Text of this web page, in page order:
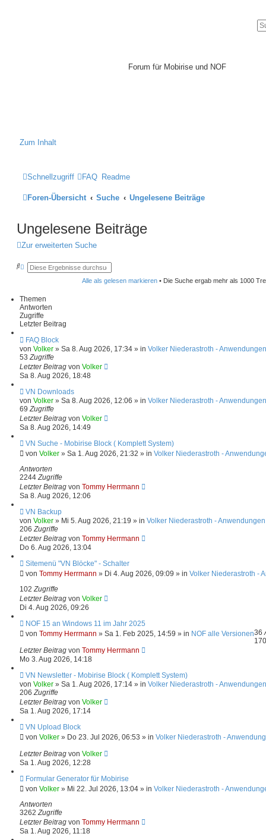
Forum für Mobirise und NOF
Zum Inhalt
Schnellzugriff FAQ Readme
Foren-Übersicht Suche Ungelesene Beiträge
Ungelesene Beiträge
Zur erweiterten Suche
S E
t
e
r
t
S
u
c
h
e
Alle als gelesen markieren • Die Suche ergab mehr als 1000
Themen
Antworten
Zugriffe
Letzter Beitrag
N
e
u
e
r
B
e
t
r
a
g
FAQ Block
von Volker » Sa 8. Aug 2026, 17:34 » in Volker Niederastroth -
53Zugriffe
Letzter Beitrag von Volker
Sa 8. Aug 2026, 18:48
N
e
u
e
r
B
e
a
g
VN Downloads
von Volker » Sa 8. Aug 2026, 12:06 » in Volker Niederastroth -
69Zugriffe
Letzter Beitrag von Volker
Sa 8. Aug 2026, 14:49
N
e
u
e
r
B
e
i
a
g
VN Suche - Mobirise Block ( Komplett System)
von Volker » Sa 1. Aug 2026, 21:32 » in Volker Niederastroth -
Antworten
2244Zugriffe
Letzter Beitrag von Tommy Herrmann
Sa 8. Aug 2026, 12:06
N
e
u
e
r
B
e
r
a
g
VN Backup
von Volker » Mi 5. Aug 2026, 21:19 » in Volker Niederastroth -
206Zugriffe
Letzter Beitrag von Tommy Herrmann
Do 6. Aug 2026, 13:04
N
e
u
e
r
B
e
g
Sitemenü "VN Blöcke" - Schalter
von Tommy Herrmann » Di 4. Aug 2026, 09:09 » in Volker Niederastroth -
102Zugriffe
Letzter Beitrag von Volker
Di 4. Aug 2026, 09:26
N
e
u
e
r
B
e
t
r
a
g
NOF 15 an Windows 11 im Jahr 2025
von Tommy Herrmann » Sa 1. Feb 2025, 14:59 » in NOF alle Versionen36
Letzter Beitrag von Tommy Herrmann
Mo 3. Aug 2026, 14:18
N
e
u
e
r
B
e
a
g
VN Newsletter - Mobirise Block ( Komplett System)
von Volker » Sa 1. Aug 2026, 17:14 » in Volker Niederastroth -
206Zugriffe
Letzter Beitrag von Volker
Sa 1. Aug 2026, 17:14
N
e
u
e
r
B
e
a
g
VN Upload Block
von Volker » Do 23. Jul 2026, 06:53 » in Volker Niederastroth -
Letzter Beitrag von Volker
Sa 1. Aug 2026, 12:28
N
e
u
e
r
B
e
i
Formular Generator für Mobirise
von Volker » Mi 22. Jul 2026, 13:04 » in Volker Niederastroth -
Antworten
3262Zugriffe
Letzter Beitrag von Tommy Herrmann
Sa 1. Aug 2026, 11:18